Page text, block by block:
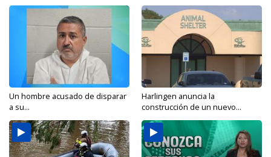
Un hombre acusado de disparar
a su...
Harlingen anuncia la
construcción de un nuevo...